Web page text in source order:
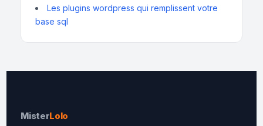
Les plugins wordpress qui remplissent votre
base sql
MisterLolo